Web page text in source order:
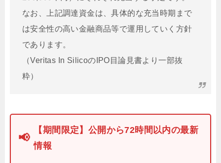
なお、上記調達資金は、具体的な充当時期まで
は安全性の高い金融商品等で運用していく方針
であります。
（Veritas In SilicoのIPO目論見書より一部抜
粋）
📢
【期間限定】公開から72時間以内の最新
情報